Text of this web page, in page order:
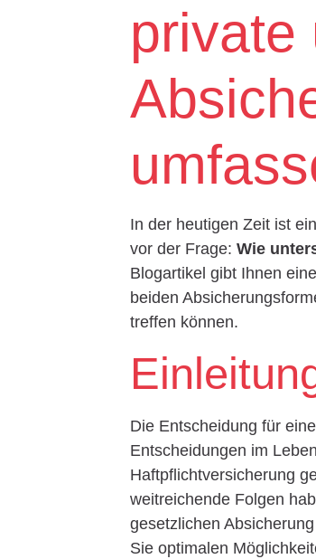
private
In der heutigen Zeit ist
vor der Frage:Wie
Blogartikel gibt Ihnen
beiden
treffen können.
Die Entscheidung für
Entscheidungen im
Haftpflichtversicherung
weitreichende Folgen
gesetzlichen
Sie optimalen